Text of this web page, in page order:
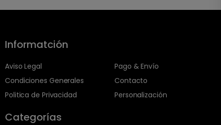
Informatción
Aviso Legal
Condiciones Generales
Politica de Privacidad
Pago & Envío
Contacto
Personalización
Categorías